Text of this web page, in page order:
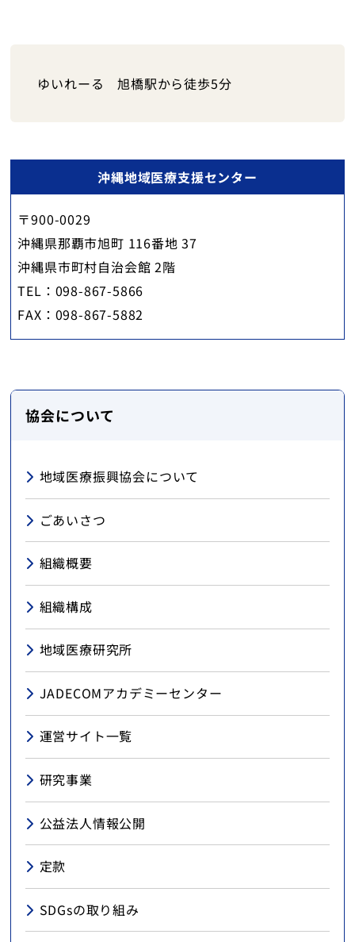
ゆいれーる 旭橋駅から徒歩5分
沖縄地域医療支援センター
〒900-0029
沖縄県那覇市旭町 116番地 37
沖縄県市町村自治会館 2階
TEL：098-867-5866
FAX：098-867-5882
協会について
地域医療振興協会について
ごあいさつ
組織概要
組織構成
地域医療研究所
JADECOMアカデミーセンター
運営サイト一覧
研究事業
公益法人情報公開
定款
SDGsの取り組み